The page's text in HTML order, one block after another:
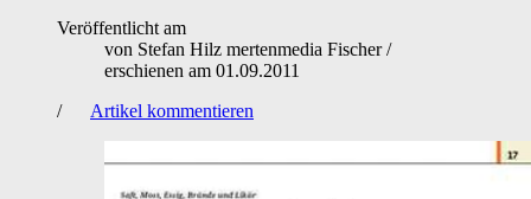
Veröffentlicht am
von Stefan Hilz mertenmedia Fischer/
erschienen am 01.09.2011
/
Artikel kommentieren